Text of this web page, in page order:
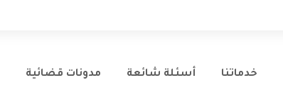
خدماتنا أسئلة شائعة مدونات قضائية